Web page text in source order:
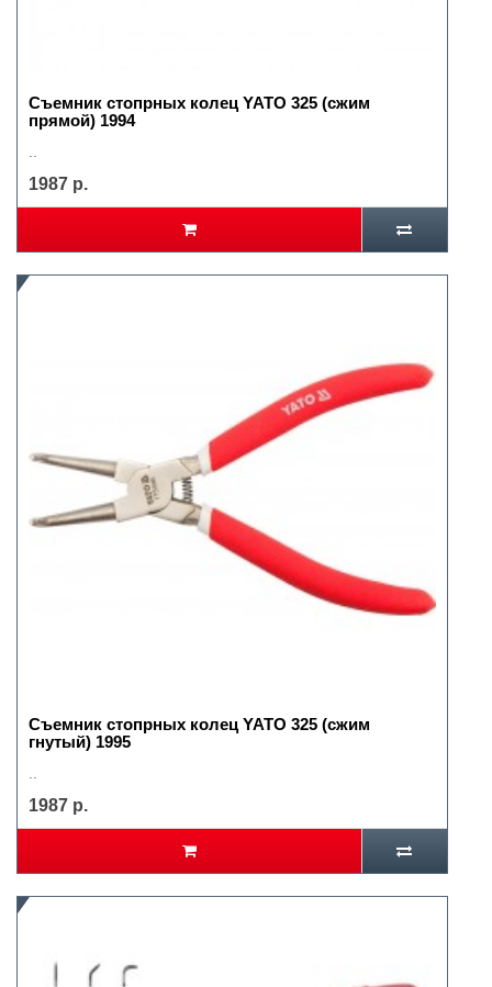
Съемник стопрных колец YATO 325 (сжим
прямой) 1994
1987 р.
Съемник стопрных колец YATO 325 (сжим
гнутый) 1995
1987 р.